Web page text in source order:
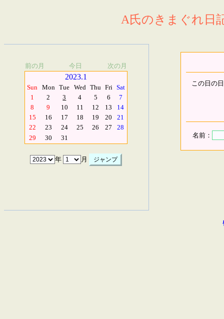
A氏のきまぐれ日
前の月 今日 次の月
2023.1
Sun Mon Tue Wed Thu Fri Sat
1
2 3 4 5 6
7
8
9 10 11 12 13
14
15
16 17 18 19 20
21
22
23 24 25 26 27
28
29
30 31
年 月
この日の
名前：